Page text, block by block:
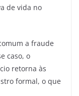
de vida no
a fraude
caso, o
retorna às
formal, o que